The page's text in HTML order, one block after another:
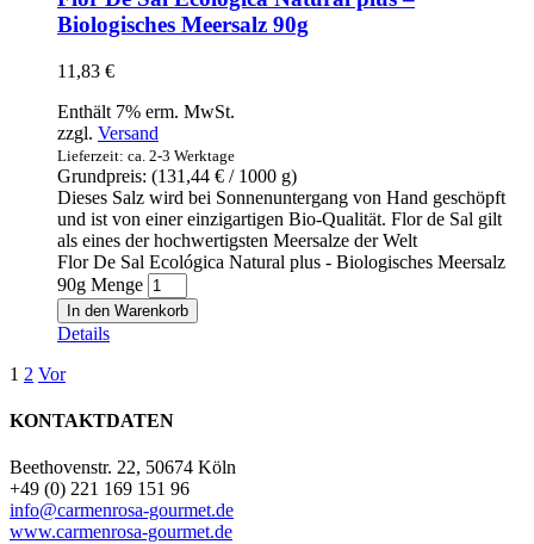
Biologisches Meersalz 90g
11,83 €
Enthält 7% erm. MwSt.
zzgl. Versand
Lieferzeit: ca. 2-3 Werktage
Grundpreis: (131,44 € / 1000 g)
Dieses Salz wird bei Sonnenuntergang von Hand geschöpft
und ist von einer einzigartigen Bio-Qualität. Flor de Sal gilt
als eines der hochwertigsten Meersalze der Welt
Flor De Sal Ecológica Natural plus - Biologisches Meersalz
90g Menge
In den Warenkorb
Details
1 2 Vor
KONTAKTDATEN
Beethovenstr. 22, 50674 Köln
+49 (0) 221 169 151 96
info@carmenrosa-gourmet.de
www.carmenrosa-gourmet.de